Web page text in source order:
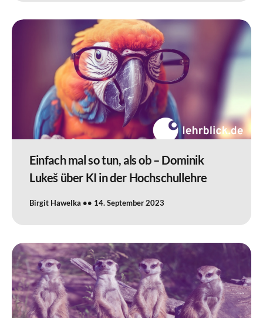
Einfach mal so tun, als ob – Dominik
Lukeš über KI in der Hochschullehre
Birgit Hawelka 14. September 2023